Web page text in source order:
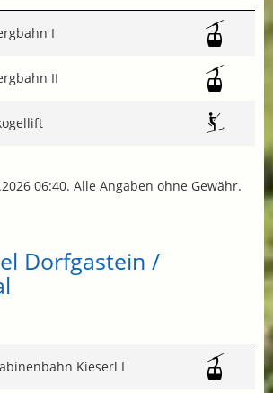
I
II
06:40. Alle Angaben ohne Gewähr.
Dorfgastein /
Kieserl I